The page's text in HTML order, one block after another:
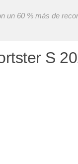
un 60 % más de
S